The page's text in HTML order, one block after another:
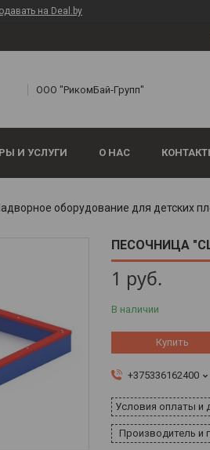
на Deal.by
ООО "РикомБай-Групп"
И УСЛУГИ О НАС
оборудование для детских
ПЕСОЧНИЦА
1 руб.
В наличии
Купить
+375336162400
Условия оплаты и
Производитель и